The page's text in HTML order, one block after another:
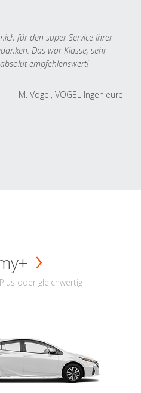
für den super Service Ihrer
Das war Klasse, sehr
empfehlenswert!
M. Vogel, VOGEL Ingenieure
oder gleichwertig